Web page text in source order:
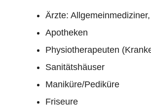
Ärzte:
Apotheken
Physiotherapeuten
Sanitätshäuser
Maniküre/Pediküre
Friseure